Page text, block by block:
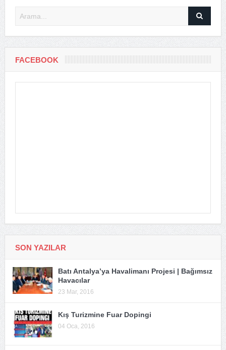
FACEBOOK
SON YAZILAR
Batı Antalya’ya Havalimanı Projesi | Bağımsız
Havacılar
23 Mar, 2016
Kış Turizmine Fuar Dopingi
04 Oca, 2016